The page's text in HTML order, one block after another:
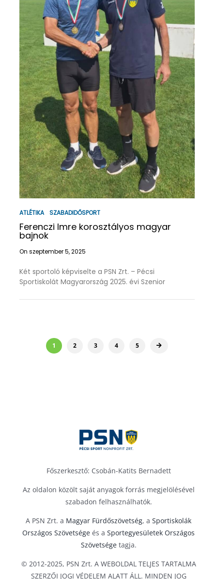
ATLÉTIKA SZABADIDŐSPORT
Ferenczi Imre korosztályos magyar
bajnok
On szeptember 5, 2025
Két sportoló képviselte a PSN Zrt. – Pécsi
Sportiskolát Magyarország 2025. évi Szenior
1 2 3 4 5
Főszerkesztő: Csobán-Katits Bernadett
Az oldalon közölt saját anyagok forrás megjelölésével
szabadon felhasználhatók.
A PSN Zrt. a Magyar Fürdőszövetség, a Sportiskolák
Országos Szövetsége és a Sportegyesületek Országos
Szövetségetagja.
© 2012-2025, PSN Zrt. A WEBOLDAL TELJES TARTALMA
SZERZŐI JOGI VÉDELEM ALATT ÁLL. MINDEN JOG